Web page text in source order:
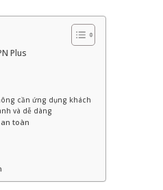
Plus
cần ứng dụng khách
và dễ dàng
toàn